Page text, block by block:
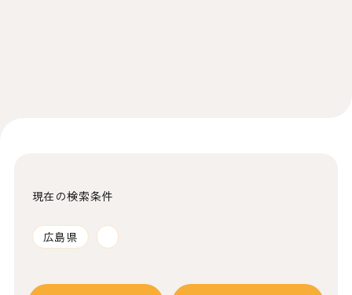
現在の検索条件
広島県